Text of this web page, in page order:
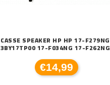
CASSE SPEAKER HP HP 17-F279NG
3BY17TP00 17-F034NG 17-F262NG
€14,99